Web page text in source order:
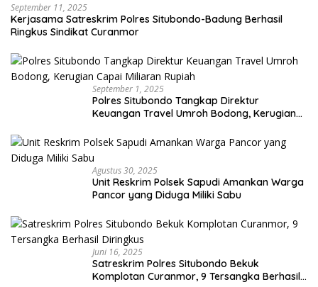
September 11, 2025
Kerjasama Satreskrim Polres Situbondo-Badung Berhasil
Ringkus Sindikat Curanmor
September 1, 2025
Polres Situbondo Tangkap Direktur
Keuangan Travel Umroh Bodong, Kerugian
Agustus 30, 2025
Unit Reskrim Polsek Sapudi Amankan Warga
Pancor yang Diduga Miliki Sabu
Juni 16, 2025
Satreskrim Polres Situbondo Bekuk
Komplotan Curanmor, 9 Tersangka Berhasil